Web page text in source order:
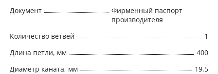
Документ
Фирменный паспорт
производителя
Количество ветвей
1
Длина петли, мм
400
Диаметр каната, мм
19,5